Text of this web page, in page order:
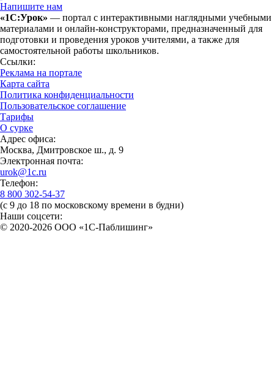
Напишите нам
«1С:Урок» — портал с интерактивными наглядными учебными
материалами и онлайн-конструкторами, предназначенный для
подготовки и проведения уроков учителями, а также для
самостоятельной работы школьников.
Ссылки:
Реклама на портале
Карта сайта
Политика конфиденциальности
Пользовательское соглашение
Тарифы
О сурке
Адрес офиса:
Москва, Дмитровское ш., д. 9
Электронная почта:
urok@1c.ru
Телефон:
8 800 302-54-37
(с 9 до 18 по московскому времени в будни)
Наши соцсети:
© 2020-2026 OOO «1С-Паблишинг»